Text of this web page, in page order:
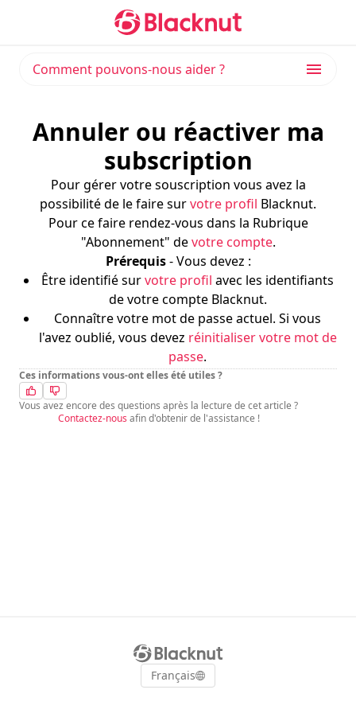
Comment pouvons-nous aider ?
Annuler ou réactiver ma
subscription
Pour gérer votre souscription vous avez la
possibilité de le faire survotre profil Blacknut.
Pour ce faire rendez-vous dans la Rubrique
"Abonnement" devotre compte.
Prérequis- Vous devez :
Être identifié survotre profil avec les identifiants
de votre compte Blacknut.
Connaître votre mot de passe actuel. Si vous
l'avez oublié, vous devez réinitialiser votre mot de
passe.
Ces informations vous-ont elles été utiles ?
Vous avez encore des questions après la lecture de cet article ?
Contactez-nous afin d'obtenir de l'assistance !
Français